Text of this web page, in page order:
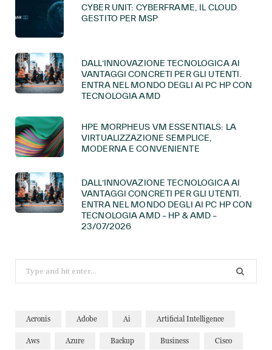
CYBER UNIT: CYBERFRAME, IL CLOUD
GESTITO PER MSP
DALL’INNOVAZIONE TECNOLOGICA AI
VANTAGGI CONCRETI PER GLI UTENTI.
ENTRA NEL MONDO DEGLI AI PC HP CON
TECNOLOGIA AMD
HPE MORPHEUS VM ESSENTIALS: LA
VIRTUALIZZAZIONE SEMPLICE,
MODERNA E CONVENIENTE
DALL’INNOVAZIONE TECNOLOGICA AI
VANTAGGI CONCRETI PER GLI UTENTI.
ENTRA NEL MONDO DEGLI AI PC HP CON
TECNOLOGIA AMD – HP & AMD –
23/07/2026
for:
Acronis Adobe Ai Artificial Intelligence
Aws Azure Backup Business Cisco